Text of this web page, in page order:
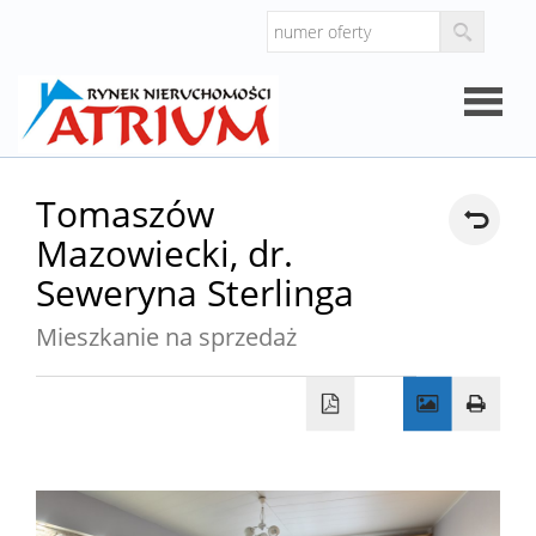
Tomaszów
Mazowiecki, dr.
Seweryna Sterlinga
Mieszkanie na sprzedaż